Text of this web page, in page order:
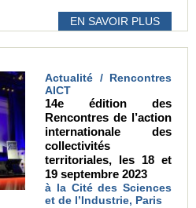
EN SAVOIR PLUS
Actualité / Rencontres
AICT
14e édition des
Rencontres de l’action
internationale des
collectivités
territoriales, les 18 et
19 septembre 2023
à la Cité des Sciences
et de l’Industrie, Paris